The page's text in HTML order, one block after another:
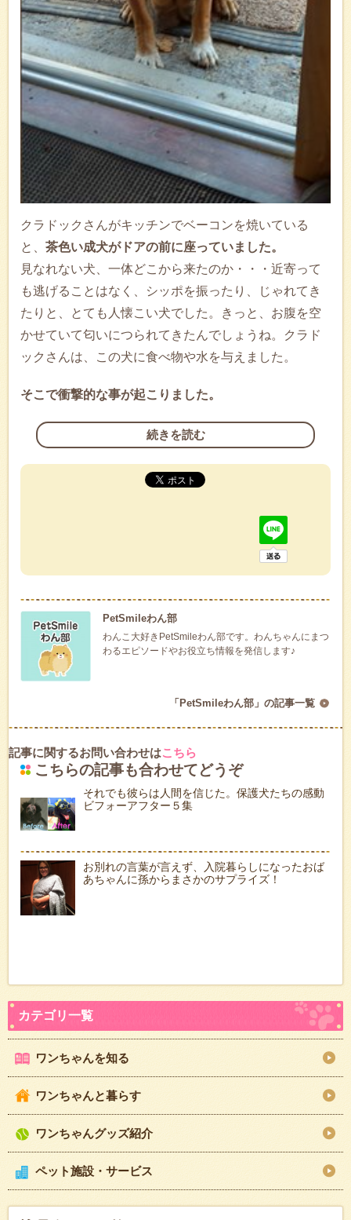
クラドックさんがキッチンでベーコンを焼いている
と、 茶色い成犬がドアの前に座っていました。
見なれない犬、一体どこから来たのか・・・近寄って
も逃げることはなく、シッポを振ったり、じゃれてき
たりと、とても人懐こい犬でした。きっと、お腹を空
かせていて匂いにつられてきたんでしょうね。クラド
ックさんは、この犬に食べ物や水を与えました。
そこで衝撃的な事が起こりました。
続きを読む
PetSmileわん部
わんこ大好きPetSmileわん部です。わんちゃんにまつ
わるエピソードやお役立ち情報を発信します♪
「PetSmileわん部」の記事一覧
記事に関するお問い合わせはこちら
こちらの記事も合わせてどうぞ
それでも彼らは人間を信じた。保護犬たちの感動
ビフォーアフター５集
お別れの言葉が言えず、入院暮らしになったおば
あちゃんに孫からまさかのサプライズ！
ワンちゃんを知る
ワンちゃんと暮らす
ワンちゃんグッズ紹介
ペット施設・サービス